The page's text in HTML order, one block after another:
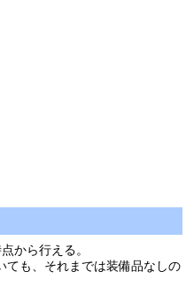
から行える。
ても、それまでは装備品なしの